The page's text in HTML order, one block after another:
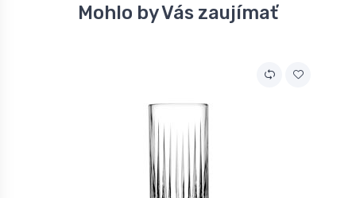
Mohlo by Vás zaujímať